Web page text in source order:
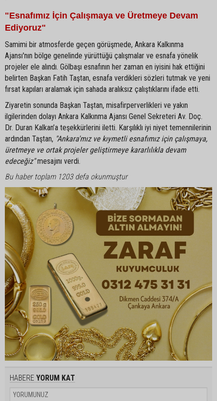
"Esnafımız İçin Çalışmaya ve Üretmeye Devam
Ediyoruz"
Samimi bir atmosferde geçen görüşmede, Ankara Kalkınma
Ajansı'nın bölge genelinde yürüttüğü çalışmalar ve esnafa yönelik
projeler ele alındı. Gölbaşı esnafının her zaman en iyisini hak ettiğini
belirten Başkan Fatih Taştan, esnafa verdikleri sözleri tutmak ve yeni
fırsat kapıları aralamak için sahada aralıksız çalıştıklarını ifade etti.
Ziyaretin sonunda Başkan Taştan, misafirperverlikleri ve yakın
ilgilerinden dolayı Ankara Kalkınma Ajansı Genel Sekreteri Av. Doç.
Dr. Duran Kalkan’a teşekkürlerini iletti. Karşılıklı iyi niyet temennilerinin
ardından Taştan, "Ankara'mız ve kıymetli esnafımız için çalışmaya,
üretmeye ve ortak projeler geliştirmeye kararlılıkla devam
edeceğiz"mesajını verdi.
Bu haber toplam 1203 defa okunmuştur
HABERE YORUM KAT